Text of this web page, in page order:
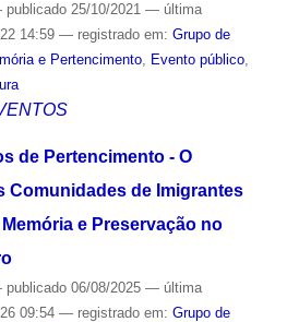
publicado25/10/2021 — última
14:59 — registrado em: Grupo de
e Pertencimento, Evento público,
de Pertencimento - O
Comunidades de Imigrantes
e Preservação no
publicado06/08/2025 — última
09:54 — registrado em: Grupo de